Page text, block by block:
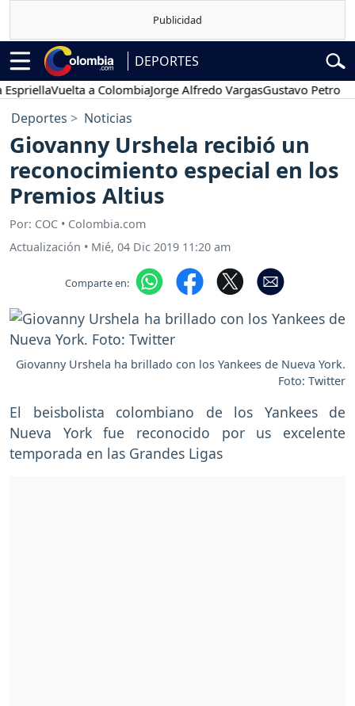
DEPORTES
Vuelta a ColombiaJorge Alfredo VargasGustavo Petro
Deportes Noticias
Giovanny Urshela recibió un
reconocimiento especial en los
Premios Altius
Por: COC • Colombia.com
Actualización • Mié, 04 Dic 2019 11:20 am
Comparte en:
Giovanny Urshela ha brillado con los Yankees de Nueva York.
Foto: Twitter
El beisbolista colombiano de los Yankees de
Nueva York fue reconocido por us excelente
temporada en las Grandes Ligas